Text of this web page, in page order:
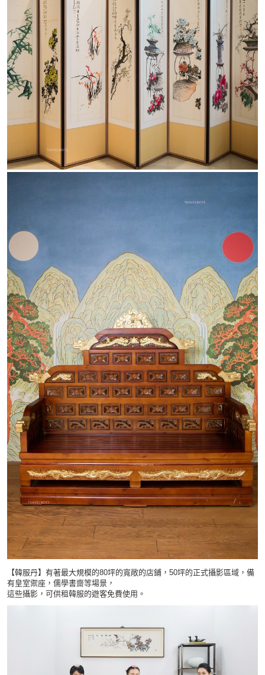
【韓服丹】有著最大規模的80坪的寬敞的店鋪，50坪的正式攝影區域，備
有皇室禦座，儒學書齋等場景，
這些攝影，可供租韓服的遊客免費使用。